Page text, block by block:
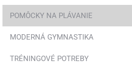
POMÔCKY NA PLÁVANIE
MODERNÁ GYMNASTIKA
TRÉNINGOVÉ POTREBY